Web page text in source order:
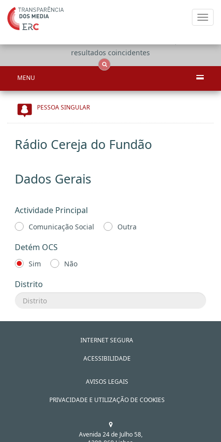
resultados coincidentes
MENU
PESSOA SINGULAR
Rádio Cereja do Fundão
Dados Gerais
Actividade Principal
Comunicação Social Outra
Detém OCS
Sim Não
Distrito
INTERNET SEGURA
ACESSIBILIDADE
AVISOS LEGAIS
PRIVACIDADE E UTILIZAÇÃO DE COOKIES
Avenida 24 de Julho 58,